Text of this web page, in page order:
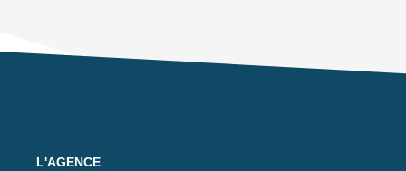
L'AGENCE